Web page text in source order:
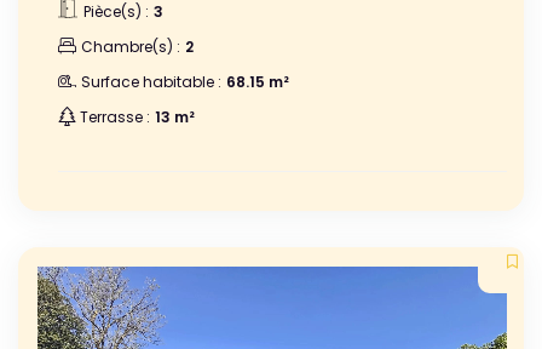
Pièce(s) : 3
Chambre(s) : 2
Surface habitable : 68.15 m²
Terrasse : 13 m²